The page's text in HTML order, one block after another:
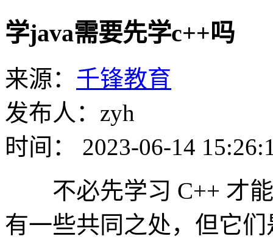
学java需要先学c++吗
来源： 千锋教育
发布人：zyh
时间： 2023-06-14
不必先学习 C++ 才能
有一些共同之处，但它